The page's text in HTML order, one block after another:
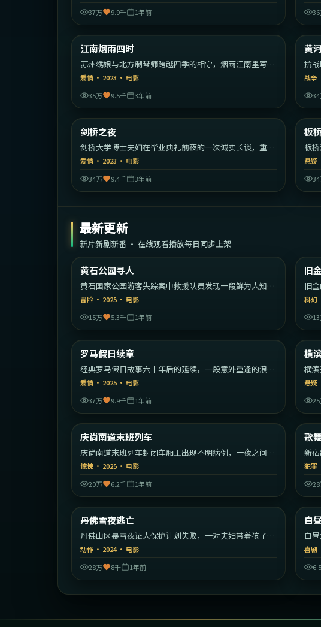
37万
9.9千 1年前
热门
1:54:23
江南烟雨四时
苏州绣娘与北方制琴师跨越四季的相守，烟雨江南里写就
的东方爱情。
爱情· 2023 · 电影
35万
9.5千 3年前
热门
黄
抗
藏着
战争
热门
1:54:11
剑桥之夜
剑桥大学博士夫妇在毕业典礼前夜的一次诚实长谈，重新
定义婚姻。
爱情· 2023 · 电影
34万
9.4千 3年前
热门
板
板
房间
悬疑
最新更新
新片新剧新番 · 在线观看播放每日同步上架
最新
黄石公园寻人
黄石国家公园游客失踪案中救援队员发现一段鲜为人知的
家族秘密。
冒险· 2025· 电影
15万
5.3千 1年前
最新
旧
旧
义
科幻
最新
罗马假日续章
经典罗马假日故事六十年后的延续，一段意外重逢的浪漫
旅程。
爱情· 2025· 电影
37万
9.9千 1年前
最新
横
横
三
悬疑
最新
庆尚南道末班列车
庆尚南道末班列车封闭车厢里出现不明病例，一夜之间秩
序崩塌。
惊悚· 2025· 电影
20万
6.2千 1年前
最新
歌
新
派
犯罪
最新
丹佛雪夜逃亡
丹佛山区暴雪夜证人保护计划失败，一对夫妇带着孩子开
始绝命逃亡。
动作· 2024· 电影
28万
8千 1年前
最新
白
白
危
看。
喜剧